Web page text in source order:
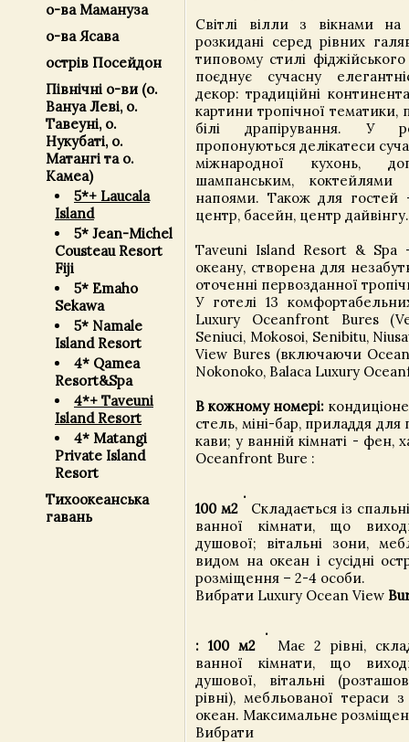
о-ва Мамануза
о-ва Ясава
острів Посейдон
Північні о-ви (о.
Вануа Леві, о.
Тавеуні, о.
Нукубаті, о.
Матангі та о.
Камеа)
5*+ Laucala
Island
5* Jean-Michel
Cousteau Resort
Fiji
5* Emaho
Sekawa
5* Namale
Island Resort
4* Qamea
Resort&Spa
4*+ Taveuni
Island Resort
4* Matangi
Private Island
Resort
Тихоокеанська
гавань
Світлі вілли з вікнами
розкидані серед рівних
типовому стилі
поєднує сучасну
декор: традиційні
картини тропічної тематики,
білі драпірування. У
пропонуються делікатеси
міжнародної кухонь,
шампанським, коктейлями
напоями. Також для
центр, басейн, центр дайвінгу.
Taveuni Island Resort & Spa
океану, створена для
оточенні первозданної
У готелі 13
Luxury Oceanfront Bures
Seniuci, Mokosoi, Senibitu,
View Bures (включаючи
Nokonoko, Balaca Luxury
В кожному номері:
стель, міні-бар, приладдя
кави; у ванній кімнаті - фен,
Oceanfront Bure :
100 м2
.
Складається із
ванної кімнати, що
душової; вітальні зони,
видом на океан і сусідні
розміщення – 2-4 особи.
Вибрати Luxury Ocean View
: 100 м2
.
Має 2 рівні,
ванної кімнати, що
душової, вітальні
рівні), мебльованої тераси
океан. Максимальне
Вибрати